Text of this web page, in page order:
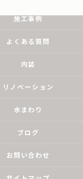
施工事例
よくある質問
内装
リノベーション
水まわり
ブログ
お問い合わせ